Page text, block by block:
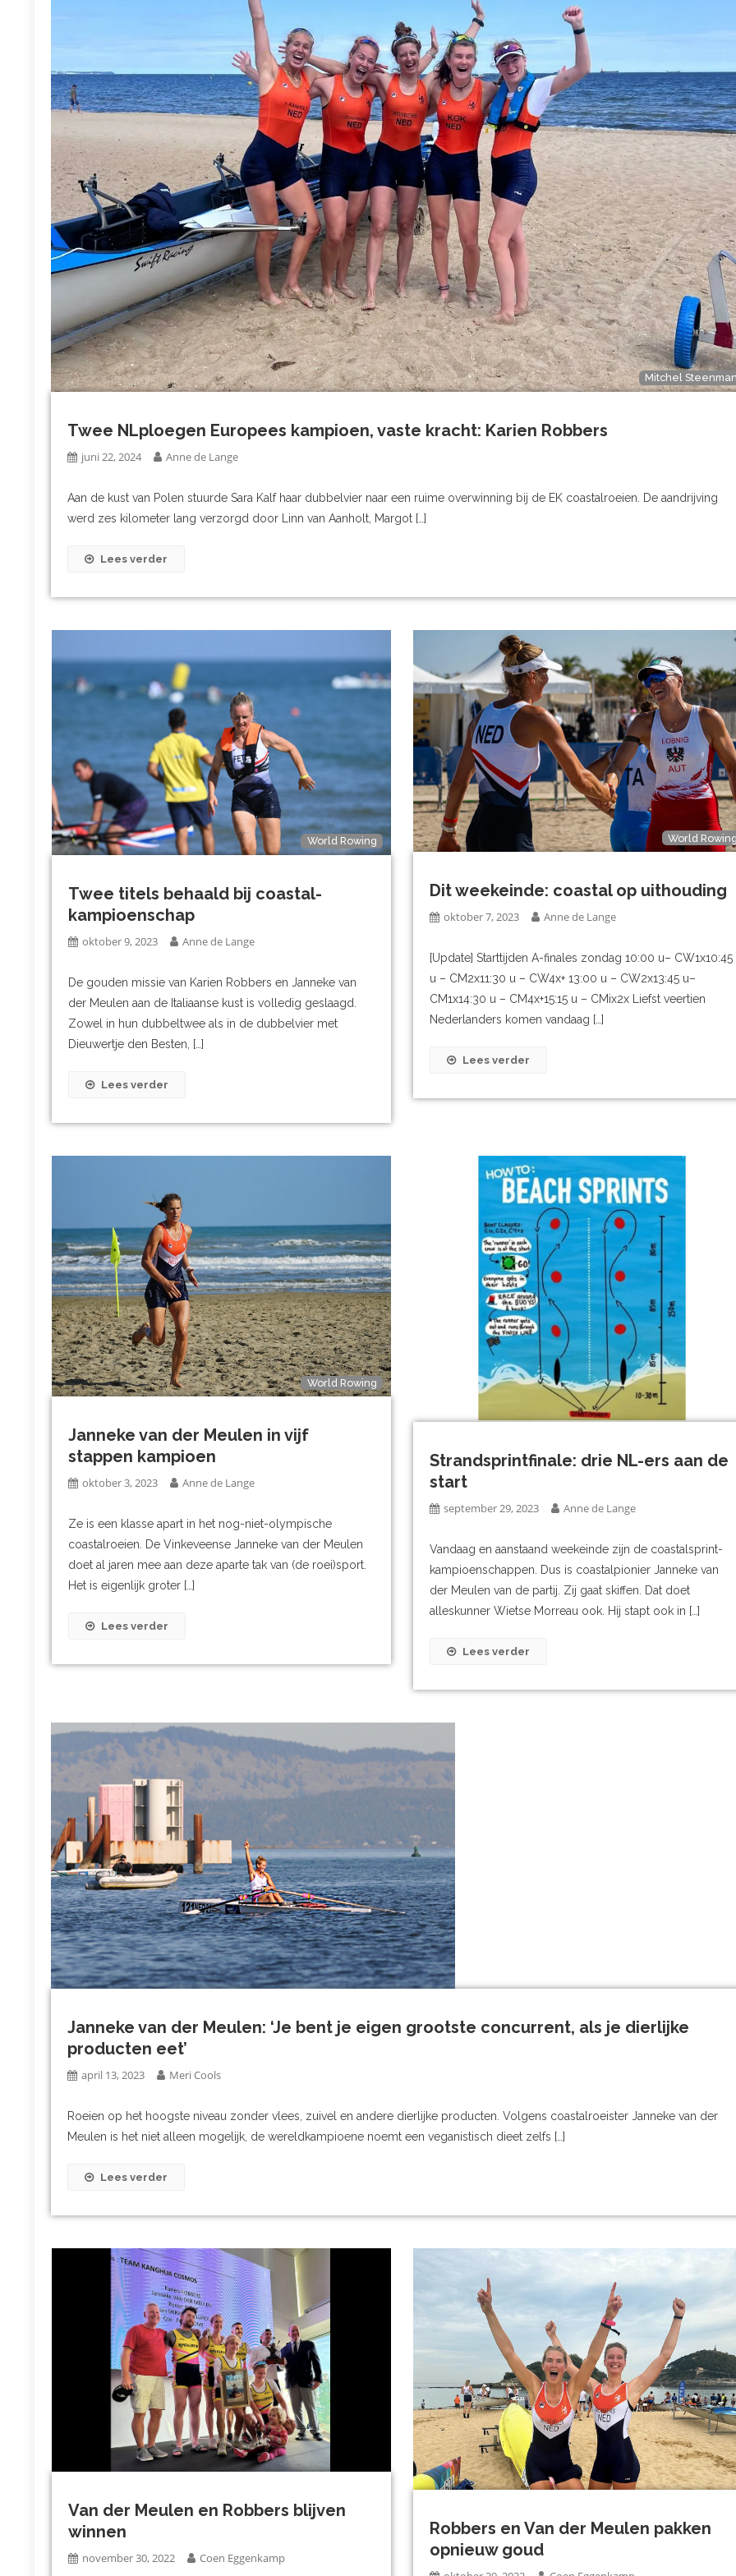
Mitchel
Twee NLploegen Europees kampioen, vaste kracht: Karien Robbers
juni 22, 2024 Anne de Lange
Aan de kust van Polen stuurde Sara Kalf haar dubbelvier naar een ruime overwinning bij de EK coastalroeien. De aandrijving
werd zes kilometer lang verzorgd door Linn van Aanholt, Margot […]
Lees verder
World Rowing
Twee titels behaald bij coastal-
kampioenschap
oktober 9, 2023 Anne de Lange
De gouden missie van Karien Robbers en Janneke van
der Meulen aan de Italiaanse kust is volledig geslaagd.
Zowel in hun dubbeltwee als in de dubbelvier met
Dieuwertje den Besten, […]
Lees verder
World
Dit weekeinde: coastal op uithouding
oktober 7, 2023 Anne de Lange
[Update] Starttijden A-finales zondag 10:00 u– CW1x10:45
u – CM2x11:30 u – CW4x+ 13:00 u – CW2x13:45 u–
CM1x14:30 u – CM4x+15:15 u – CMix2x Liefst veertien
Nederlanders komen vandaag […]
Lees verder
World Rowing
Janneke van der Meulen in vijf
stappen kampioen
oktober 3, 2023 Anne de Lange
Ze is een klasse apart in het nog-niet-olympische
coastalroeien. De Vinkeveense Janneke van der Meulen
doet al jaren mee aan deze aparte tak van (de roei)sport.
Het is eigenlijk groter […]
Lees verder
Strandsprintfinale: drie NL-ers aan de
start
september 29, 2023 Anne de Lange
Vandaag en aanstaand weekeinde zijn de coastalsprint-
kampioenschappen. Dus is coastalpionier Janneke van
der Meulen van de partij. Zij gaat skiffen. Dat doet
alleskunner Wietse Morreau ook. Hij stapt ook in […]
Lees verder
Janneke van der Meulen: ‘Je bent je eigen grootste concurrent, als je dierlijke
producten eet’
april 13, 2023 Meri Cools
Roeien op het hoogste niveau zonder vlees, zuivel en andere dierlijke producten. Volgens coastalroeister Janneke van der
Meulen is het niet alleen mogelijk, de wereldkampioene noemt een veganistisch dieet zelfs […]
Lees verder
Van der Meulen en Robbers blijven
winnen
november 30, 2022 Coen Eggenkamp
Robbers en Van der Meulen pakken
opnieuw goud